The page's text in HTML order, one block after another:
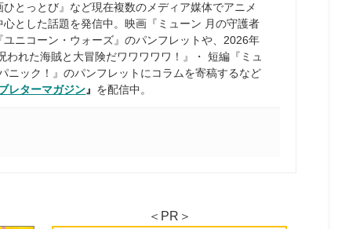
ひとっとび』など現在複数のメディア媒体でアニメ
心とした話題を発信中。映画『ミューン 月の守護者
ユニコーン・ウォーズ』のパンフレットや、2026年
れた海賊と大冒険だワワワワワ！』・ 短編『ミュ
ニック！』のパンフレットにコラムを寄稿するなど
レターマガジン 』 を配信中。
＜PR＞